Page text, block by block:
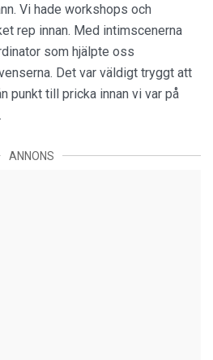
Vi hade workshops och
rep innan. Med intimscenerna
som hjälpte oss
Det var väldigt tryggt att
punkt till pricka innan vi var på
ANNONS